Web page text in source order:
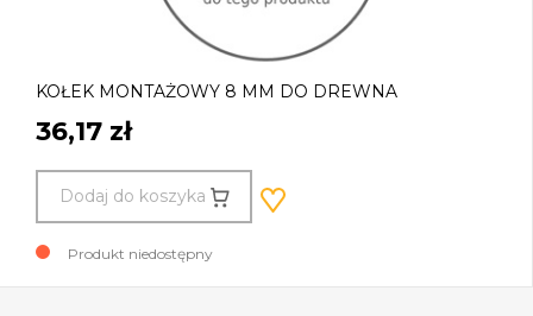
KOŁEK MONTAŻOWY 8 MM DO DREWNA
36,17 zł
Dodaj do koszyka
Produkt niedostępny